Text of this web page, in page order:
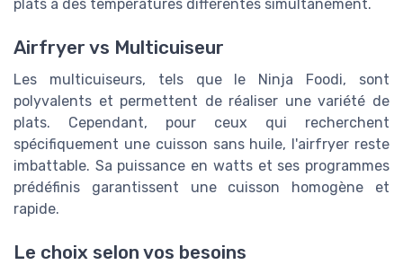
plats à des températures différentes simultanément.
Airfryer vs Multicuiseur
Les multicuiseurs, tels que le Ninja Foodi, sont
polyvalents et permettent de réaliser une variété de
plats. Cependant, pour ceux qui recherchent
spécifiquement une cuisson sans huile, l'airfryer reste
imbattable. Sa puissance en watts et ses programmes
prédéfinis garantissent une cuisson homogène et
rapide.
Le choix selon vos besoins